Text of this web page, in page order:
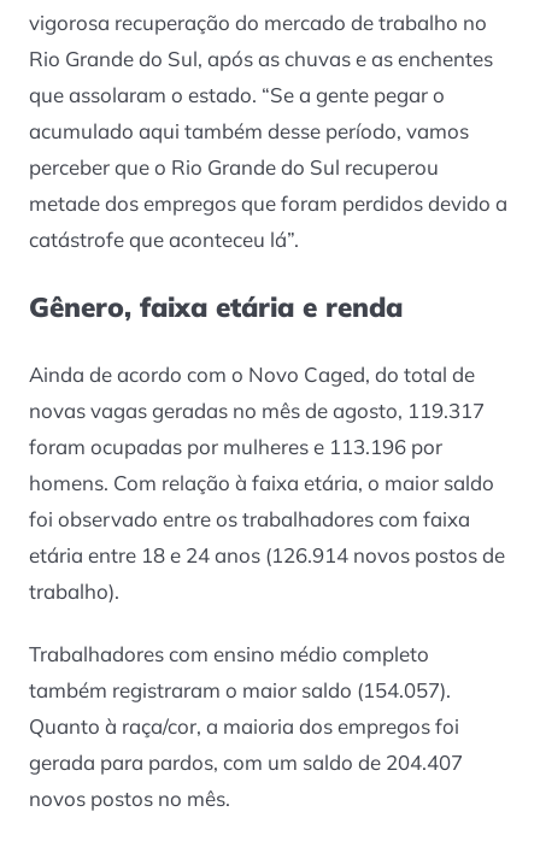
vigorosa recuperação do mercado de trabalho no
Rio Grande do Sul, após as chuvas e as enchentes
que assolaram o estado. “Se a gente pegar o
acumulado aqui também desse período, vamos
perceber que o Rio Grande do Sul recuperou
metade dos empregos que foram perdidos devido a
catástrofe que aconteceu lá”.
Gênero, faixa etária e renda
Ainda de acordo com o Novo Caged, do total de
novas vagas geradas no mês de agosto, 119.317
foram ocupadas por mulheres e 113.196 por
homens. Com relação à faixa etária, o maior saldo
foi observado entre os trabalhadores com faixa
etária entre 18 e 24 anos (126.914 novos postos de
trabalho).
Trabalhadores com ensino médio completo
também registraram o maior saldo (154.057).
Quanto à raça/cor, a maioria dos empregos foi
gerada para pardos, com um saldo de 204.407
novos postos no mês.